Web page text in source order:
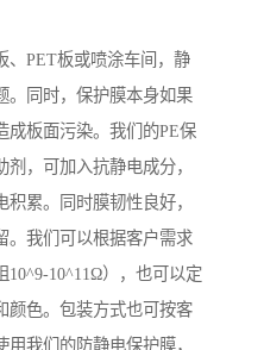
、PET板或喷涂车间，静
。同时，保护膜本身如果
成板面污染。我们的PE保
，可加入抗静电成分，
累。同时膜韧性良好，
。我们可以根据客户需求
10^9-10^11Ω），也可以定
颜色。包装方式也可按客
我们的防静电保护膜，